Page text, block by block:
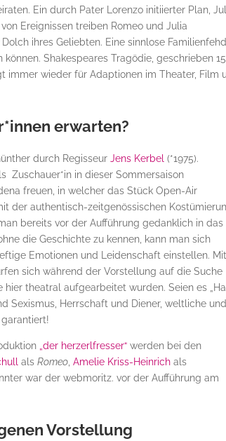
Ein durch Pater Lorenzo initiierter Plan,
Ereignissen treiben Romeo und Julia
ihres Geliebten. Eine sinnlose
Shakespeares Tragödie, geschrieben
immer wieder für Adaptionen im Theater, Film
erwarten?
durch RegisseurJens Kerbel(*1975).
Zuschauer*in in dieser Sommersaison
freuen, in welcher das Stück Open-Air
der authentisch-zeitgenössischen
bereits vor der Aufführung gedanklich in das
die Geschichte zu kennen, kann man sich
Emotionen und Leidenschaft einstellen. Mit
sich während der Vorstellung auf die Suche
theatral aufgearbeitet wurden. Seien es
Sexismus, Herrschaft und Diener, weltliche und
garantiert!
„der herzerlfresser“ werden bei den
alsRomeo ,Amelie Kriss-Heinrich als
war der webmoritz. vor der Aufführung am
Vorstellung